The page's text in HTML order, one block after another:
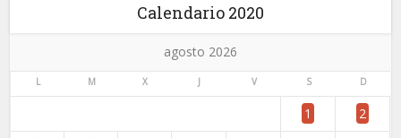
Calendario 2020
agosto 2026
L M X J V S D
1 2